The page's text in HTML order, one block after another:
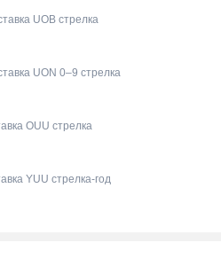
UOB стрелка
UON 0–9 стрелка
OUU стрелка
YUU стрелка-год